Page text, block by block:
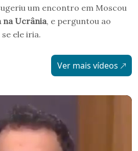
um encontro em Moscou
na Ucrânia, e perguntou ao
ele iria.
Ver mais vídeos